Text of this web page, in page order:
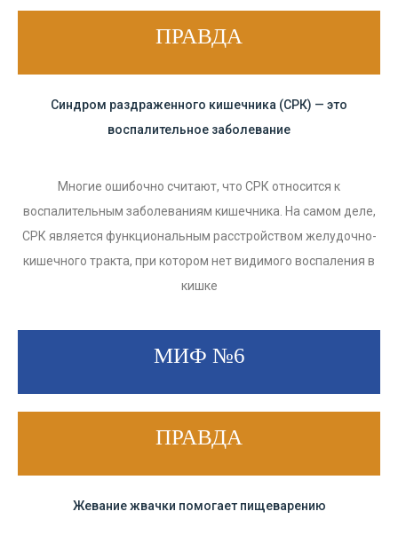
ПРАВДА
Синдром раздраженного кишечника (СРК) — это
воспалительное заболевание
Многие ошибочно считают, что СРК относится к
воспалительным заболеваниям кишечника. На самом деле,
СРК является функциональным расстройством желудочно-
кишечного тракта, при котором нет видимого воспаления в
кишке
МИФ №6
ПРАВДА
Жевание жвачки помогает пищеварению